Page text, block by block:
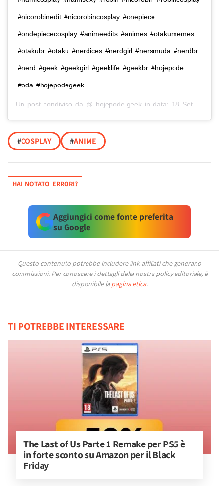
#nicorobinedit #nicorobincosplay #onepiece
#ondepiececosplay #animeedits #animes #otakumemes
#otakubr #otaku #nerdices #nerdgirl #nersmuda #nerdbr
#nerd #geek #geekgirl #geeklife #geekbr #hojepode
#oda #hojepodegeek
Un post condiviso da @ hojepode.geek in data: 18 Set 2020 alle ore 11:01 PDT
#COSPLAY #ANIME
HAI NOTATO ERRORI?
Aggiungici come fonte preferita
su Google
Questo contenuto potrebbe includere link affiliati che generano
commissioni. Per conoscere i dettagli della nostra policy editoriale, è
disponibile la pagina etica.
TI POTREBBE INTERESSARE
The Last of Us Parte 1 Remake per PS5 è
in forte sconto su Amazon per il Black
Friday